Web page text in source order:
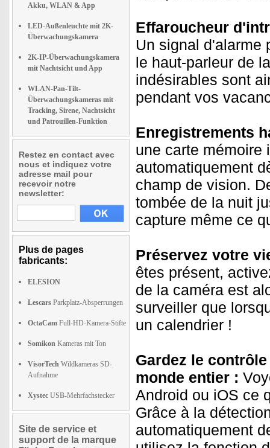
Akku, WLAN & App
LED-Außenleuchte mit 2K-
Überwachungskamera
2K-IP-Überwachungskamera
mit Nachtsicht und App
WLAN-Pan-Tilt-
Überwachungskameras mit
Tracking, Sirene, Nachtsicht
und Patrouillen-Funktion
Restez en contact avec
nous et indiquez votre
adresse mail pour
recevoir notre
newsletter:
Plus de pages
fabricants:
ELESION
Lescars Parkplatz-Absperrungen
OctaCam Full-HD-Kamera-Stifte
Somikon Kameras mit Ton
VisorTech Wildkameras SD-
Aufnahme
Xystec USB-Mehrfachstecker
Site de service et
support de la marque
Effaroucheur
Un signal d'alarme
le haut-parleur de
indésirables sont
pendant vos
Enregistrements
une carte mémoire
automatiquement
champ de vision.
tombée de la nuit
capture même ce
Préservez votre
êtes présent,
de la caméra est
surveiller que
un calendrier !
Gardez le
monde entier :
Android ou iOS ce
Grâce à la
automatiquement